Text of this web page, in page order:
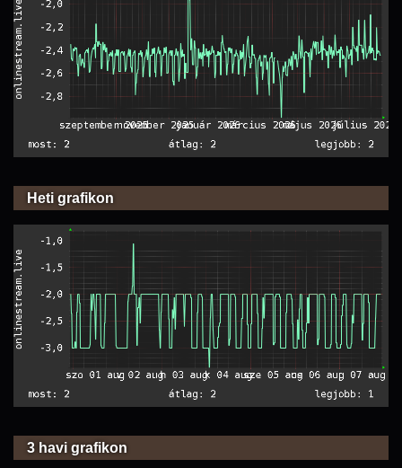
Heti grafikon
3 havi grafikon